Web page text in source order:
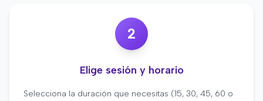
2
Elige sesión y horario
Selecciona la duración que necesitas (15, 30, 45, 60 o